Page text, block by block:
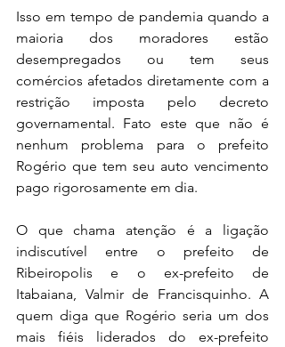
Isso em tempo de pandemia quando a
maioria dos moradores estão
desempregados ou tem seus
comércios afetados diretamente com a
restrição imposta pelo decreto
governamental. Fato este que não é
nenhum problema para o prefeito
Rogério que tem seu auto vencimento
pago rigorosamente em dia.
O que chama atenção é a ligação
indiscutível entre o prefeito de
Ribeiropolis e o ex-prefeito de
Itabaiana, Valmir de Francisquinho. A
quem diga que Rogério seria um dos
mais fiéis liderados do ex-prefeito